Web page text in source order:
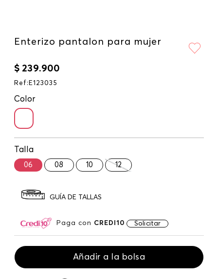
Enterizo pantalon para mujer
$ 239.900
Ref : E123035
Color
Talla
06 08 10 12
GUÍA DE TALLAS
Paga con CREDI10 Solicitar
Añadir a la bolsa